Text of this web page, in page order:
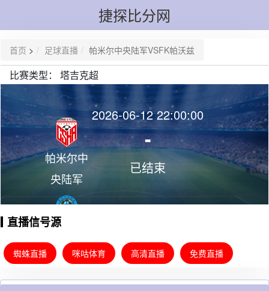
捷探比分网
首页 > 足球直播 帕米尔中央陆军VSFK帕沃兹
比赛类型： 塔吉克超
帕米尔中
央陆军
2026-06-12 22:00:00
-
已结束
FK帕沃兹
直播信号源
蜘蛛直播 咪咕体育 高清直播 免费直播